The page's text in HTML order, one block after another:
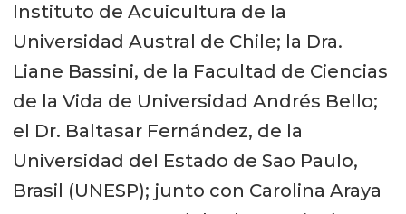
Instituto de Acuicultura de la
Universidad Austral de Chile; la Dra.
Liane Bassini, de la Facultad de Ciencias
de la Vida de Universidad Andrés Bello;
el Dr. Baltasar Fernández, de la
Universidad del Estado de Sao Paulo,
Brasil (UNESP); junto con Carolina Araya